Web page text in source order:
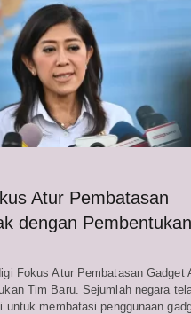
Atur Pembatasan
dengan Pembentukan
Fokus Atur Pembatasan Gadget
Tim Baru. Sejumlah negara
untuk membatasi penggunaan